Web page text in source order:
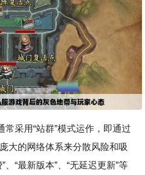
常采用“站群”模式运作，即通过
大的网络体系来分散风险和吸
“最新版本”、“无延迟更新”等